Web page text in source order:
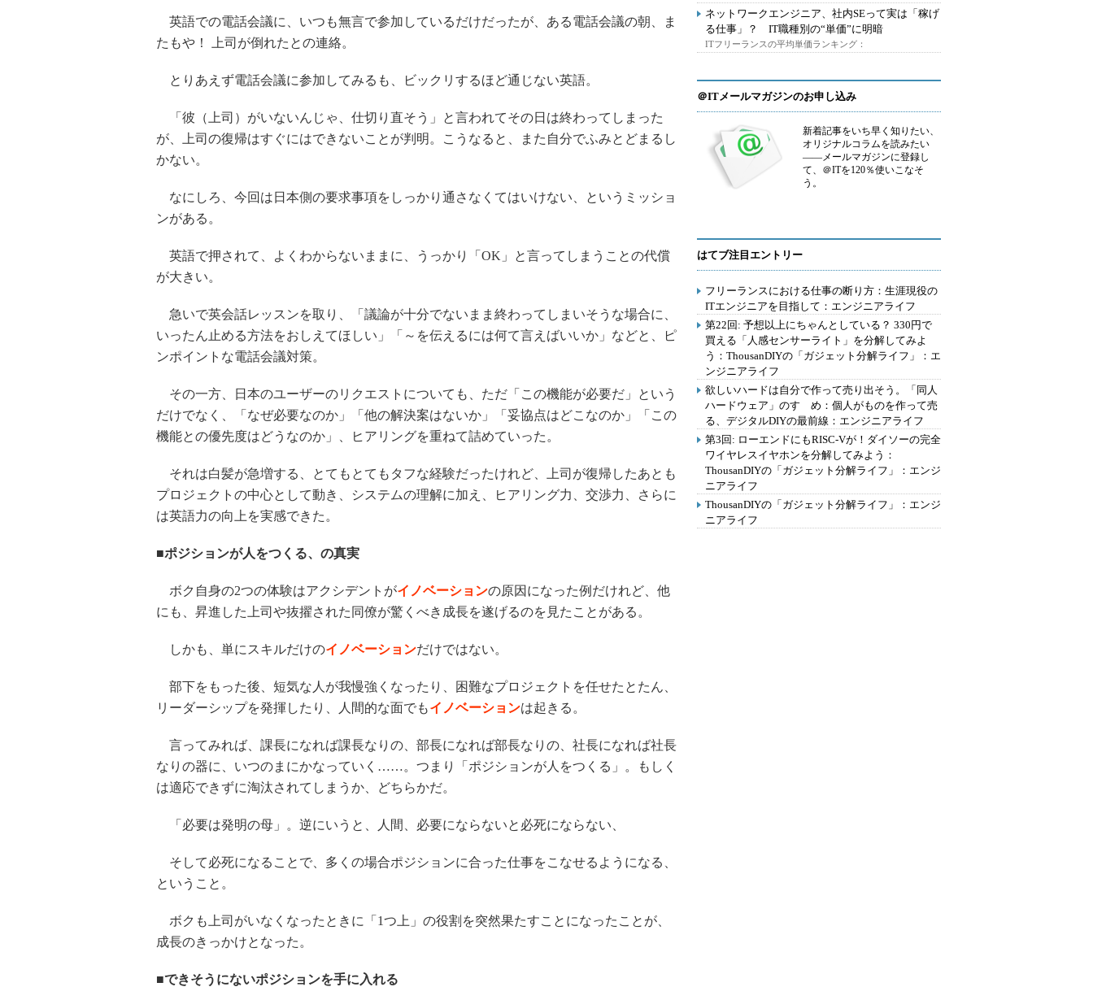
英語での電話会議に、いつも無言で参加しているだけだったが、ある電話会議の朝、ま
たもや！ 上司が倒れたとの連絡。
とりあえず電話会議に参加してみるも、ビックリするほど通じない英語。
「彼（上司）がいないんじゃ、仕切り直そう」と言われてその日は終わってしまった
が、上司の復帰はすぐにはできないことが判明。こうなると、また自分でふみとどまるし
かない。
なにしろ、今回は日本側の要求事項をしっかり通さなくてはいけない、というミッショ
ンがある。
英語で押されて、よくわからないままに、うっかり「OK」と言ってしまうことの代償
が大きい。
急いで英会話レッスンを取り、「議論が十分でないまま終わってしまいそうな場合に、
いったん止める方法をおしえてほしい」「～を伝えるには何て言えばいいか」などと、ピ
ンポイントな電話会議対策。
その一方、日本のユーザーのリクエストについても、ただ「この機能が必要だ」という
だけでなく、「なぜ必要なのか」「他の解決案はないか」「妥協点はどこなのか」「この
機能との優先度はどうなのか」、ヒアリングを重ねて詰めていった。
それは白髪が急増する、とてもとてもタフな経験だったけれど、上司が復帰したあとも
プロジェクトの中心として動き、システムの理解に加え、ヒアリング力、交渉力、さらに
は英語力の向上を実感できた。
■ポジションが人をつくる、の真実
ボク自身の2つの体験はアクシデントがイノベーションの原因になった例だけれど、他
にも、昇進した上司や抜擢された同僚が驚くべき成長を遂げるのを見たことがある。
しかも、単にスキルだけのイノベーションだけではない。
部下をもった後、短気な人が我慢強くなったり、困難なプロジェクトを任せたとたん、
リーダーシップを発揮したり、人間的な面でもイノベーションは起きる。
言ってみれば、課長になれば課長なりの、部長になれば部長なりの、社長になれば社長
なりの器に、いつのまにかなっていく……。つまり「ポジションが人をつくる」。もしく
は適応できずに淘汰されてしまうか、どちらかだ。
「必要は発明の母」。逆にいうと、人間、必要にならないと必死にならない、
そして必死になることで、多くの場合ポジションに合った仕事をこなせるようになる、
ということ。
ボクも上司がいなくなったときに「1つ上」の役割を突然果たすことになったことが、
成長のきっかけとなった。
■できそうにないポジションを手に入れる
ネットワークエンジニア、社内SEって実は「稼げ
る仕事」？ IT職種別の“単価”に明暗
ITフリーランスの平均単価ランキング：
＠ITメールマガジンのお申し込み
新着記事をいち早く知りたい、
オリジナルコラムを読みたい
――メールマガジンに登録し
て、＠ITを120％使いこなそ
う。
はてブ注目エントリー
フリーランスにおける仕事の断り方：生涯現役の
ITエンジニアを目指して：エンジニアライフ
第22回: 予想以上にちゃんとしている？ 330円で
買える「人感センサーライト」を分解してみよ
う：ThousanDIYの「ガジェット分解ライフ」：エ
ンジニアライフ
欲しいハードは自分で作って売り出そう。「同人
ハードウェア」のすゝめ：個人がものを作って売
る、デジタルDIYの最前線：エンジニアライフ
第3回: ローエンドにもRISC-Vが！ダイソーの完全
ワイヤレスイヤホンを分解してみよう：
ThousanDIYの「ガジェット分解ライフ」：エンジ
ニアライフ
ThousanDIYの「ガジェット分解ライフ」：エンジ
ニアライフ